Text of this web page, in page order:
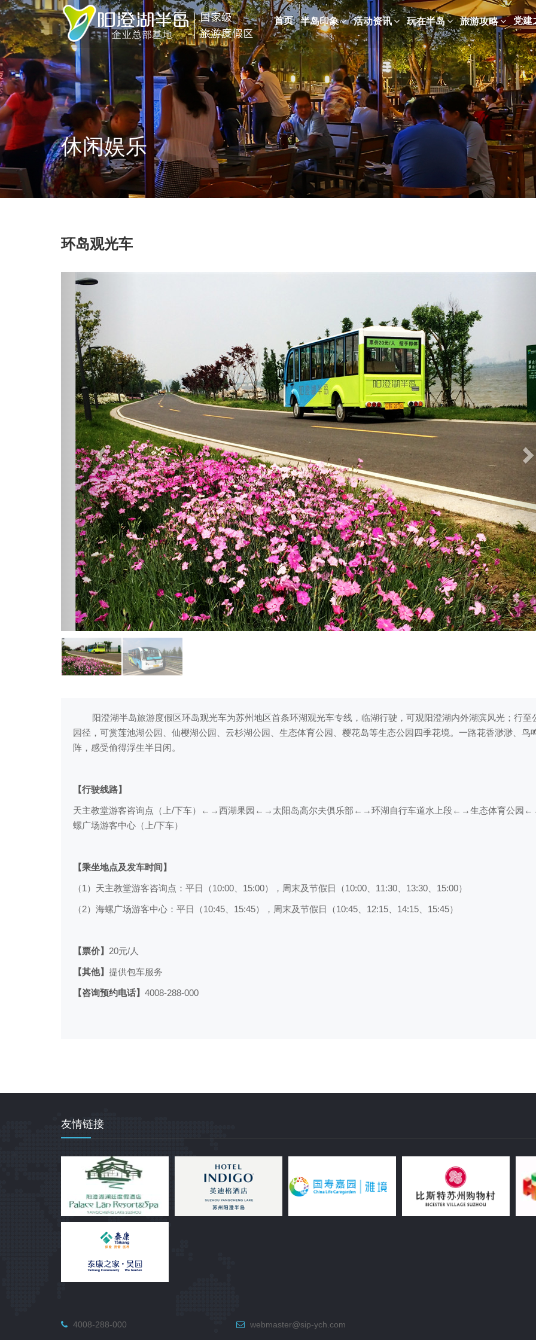
首页 半岛印象 活动资讯 玩在半岛 旅游攻略 党建
休闲娱乐
环岛观光车
阳澄湖半岛旅游度假区环岛观光车为苏州地区首条环湖观光车专线，临湖行驶，可观阳澄湖内外湖滨风光；行至
园径，可赏莲池湖公园、仙樱湖公园、云杉湖公园、生态体育公园、樱花岛等生态公园四季花境。一路花香渺渺、鸟
阵，感受偷得浮生半日闲。
【行驶线路】
天主教堂游客咨询点（上/下车）←→西湖果园←→太阳岛高尔夫俱乐部←→环湖自行车道水上段←→生态体育公园
螺广场游客中心（上/下车）
【乘坐地点及发车时间】
（1）天主教堂游客咨询点：平日（10:00、15:00），周末及节假日（10:00、11:30、13:30、15:00）
（2）海螺广场游客中心：平日（10:45、15:45），周末及节假日（10:45、12:15、14:15、15:45）
【票价】 20元/人
【其他】 提供包车服务
【咨询预约电话】 4008-288-000
友情链接
4008-288-000 webmaster@sip-ych.com